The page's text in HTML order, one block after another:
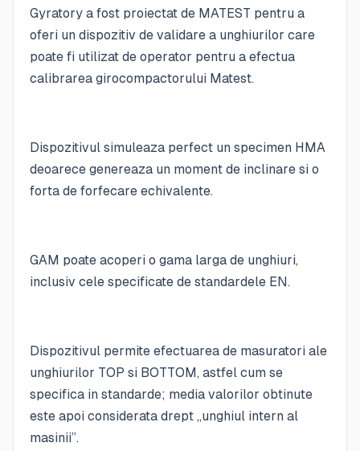
Gyratory a fost proiectat de MATEST pentru a
oferi un dispozitiv de validare a unghiurilor care
poate fi utilizat de operator pentru a efectua
calibrarea girocompactorului Matest.
Dispozitivul simuleaza perfect un specimen HMA
deoarece genereaza un moment de inclinare si o
forta de forfecare echivalente.
GAM poate acoperi o gama larga de unghiuri,
inclusiv cele specificate de standardele EN.
Dispozitivul permite efectuarea de masuratori ale
unghiurilor TOP si BOTTOM, astfel cum se
specifica in standarde; media valorilor obtinute
este apoi considerata drept „unghiul intern al
masinii”.